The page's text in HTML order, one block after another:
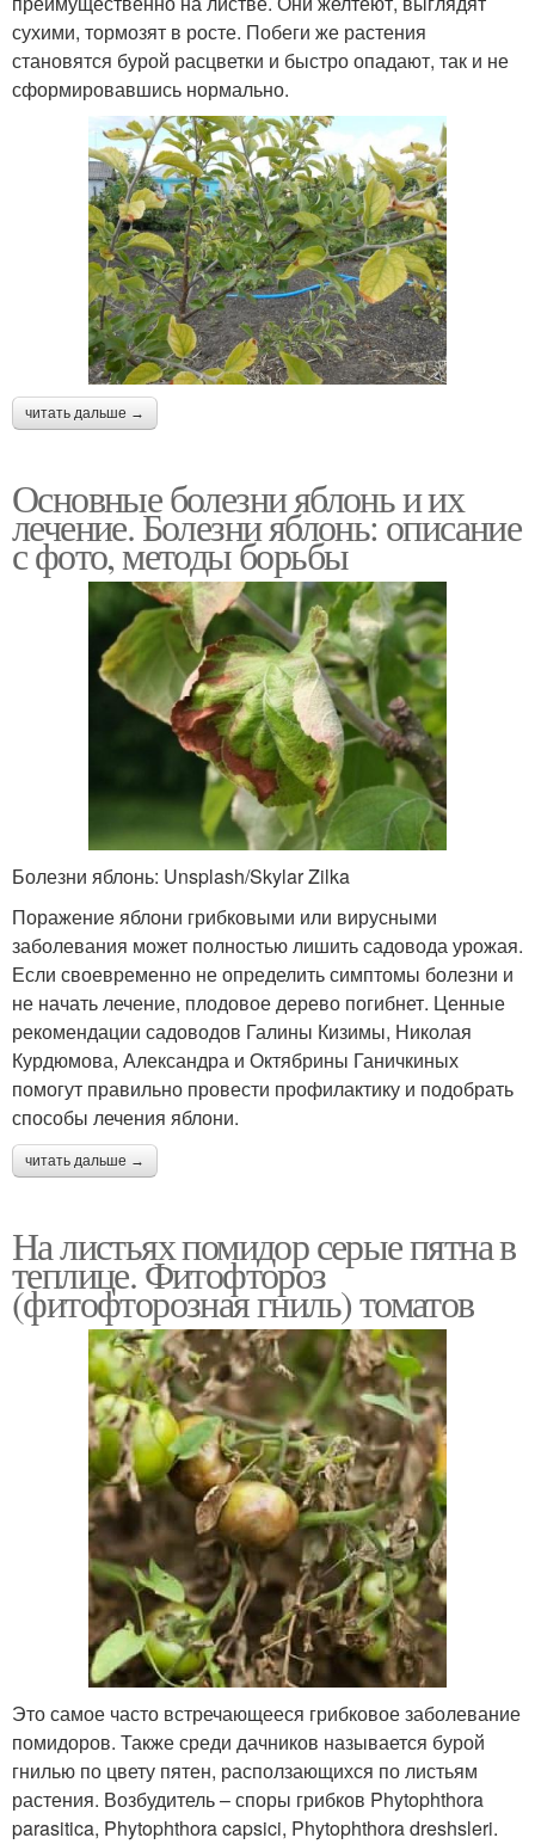
сухими, тормозят в росте. Побеги же растения
становятся бурой расцветки и быстро опадают, так и не
сформировавшись нормально.
читать дальше →
Основные болезни яблонь и их
лечение. Болезни яблонь: описание
с фото, методы борьбы
Болезни яблонь: Unsplash/Skylar Zilka
Поражение яблони грибковыми или вирусными
заболевания может полностью лишить садовода урожая.
Если своевременно не определить симптомы болезни и
не начать лечение, плодовое дерево погибнет. Ценные
рекомендации садоводов Галины Кизимы, Николая
Курдюмова, Александра и Октябрины Ганичкиных
помогут правильно провести профилактику и подобрать
способы лечения яблони.
читать дальше →
На листьях помидор серые пятна в
теплице. Фитофтороз
(фитофторозная гниль) томатов
Это самое часто встречающееся грибковое заболевание
помидоров. Также среди дачников называется бурой
гнилью по цвету пятен, расползающихся по листьям
растения. Возбудитель – споры грибков Phytophthora
parasitica, Phytophthora capsici, Phytophthora dreshsleri.